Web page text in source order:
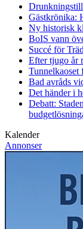
Gästkrönika:
Ny historisk
BoIS vann
Succé för
Efter tjugo år
Tunnelkaoset
Bad avråds
Det händer i
Debatt:
Kalender
Annonser